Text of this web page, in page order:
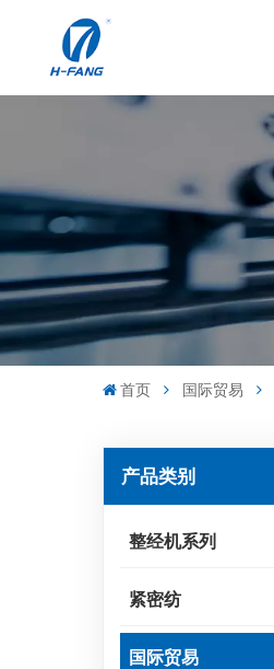
首页 国际贸易
产品类别
整经机系列
紧密纺
国际贸易